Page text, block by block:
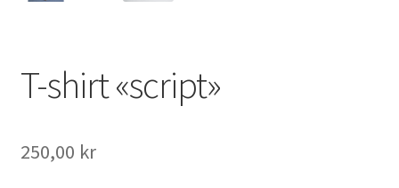
T-shirt «script»
250,00 kr